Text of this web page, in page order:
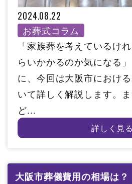
2024.08.22
お葬式コラム
「家族葬を考えているけ
らいかかるのか気になる
に、今回は大阪市におけ
いて詳しく解説します。
ど...
詳しく見る
大阪市葬儀費用の相場は？